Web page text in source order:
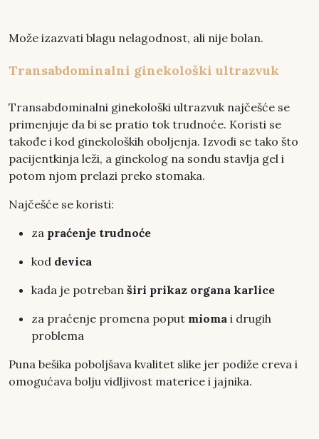
Može izazvati blagu nelagodnost, ali nije bolan.
Transabdominalni ginekološki ultrazvuk
Transabdominalni ginekološki ultrazvuk najčešće se
primenjuje da bi se pratio tok trudnoće. Koristi se
takođe i kod ginekoloških oboljenja. Izvodi se tako što
pacijentkinja leži, a ginekolog na sondu stavlja gel i
potom njom prelazi preko stomaka.
Najčešće se koristi:
za praćenje trudnoće
kod devica
kada je potreban širi prikaz organa karlice
za praćenje promena poput mioma i drugih
problema
Puna bešika poboljšava kvalitet slike jer podiže creva i
omogućava bolju vidljivost materice i jajnika.